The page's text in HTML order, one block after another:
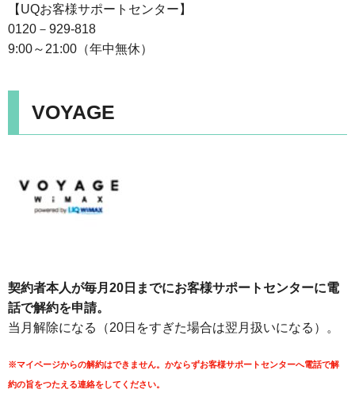
【UQお客様サポートセンター】
0120－929-818
9:00～21:00（年中無休）
VOYAGE
契約者本人が毎月20日までにお客様サポートセンターに電
話で解約を申請。
当月解除になる（20日をすぎた場合は翌月扱いになる）。
※マイページからの解約はできません。かならずお客様サポートセンターへ電話で解
約の旨をつたえる連絡をしてください。